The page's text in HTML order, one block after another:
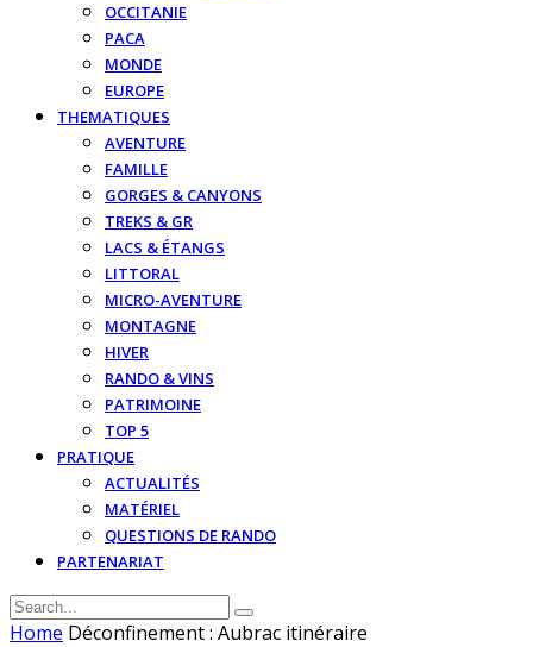
OCCITANIE
PACA
MONDE
EUROPE
THEMATIQUES
AVENTURE
FAMILLE
GORGES & CANYONS
TREKS & GR
LACS & ÉTANGS
LITTORAL
MICRO-AVENTURE
MONTAGNE
HIVER
RANDO & VINS
PATRIMOINE
TOP 5
PRATIQUE
ACTUALITÉS
MATÉRIEL
QUESTIONS DE RANDO
PARTENARIAT
Home Déconfinement : Aubrac itinéraire